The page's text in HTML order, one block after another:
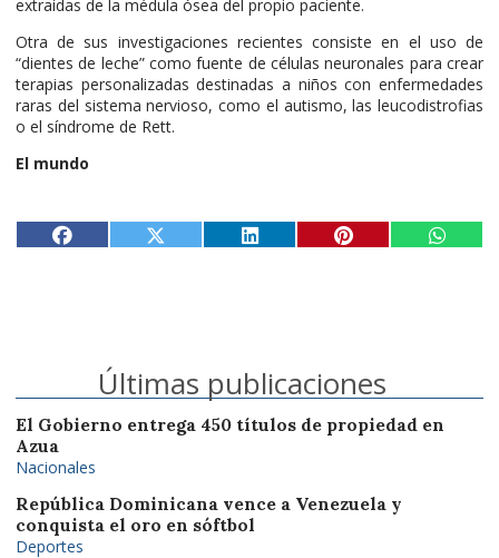
extraídas de la médula ósea del propio paciente.
Otra de sus investigaciones recientes consiste en el uso de
“dientes de leche” como fuente de células neuronales para crear
terapias personalizadas destinadas a niños con enfermedades
raras del sistema nervioso, como el autismo, las leucodistrofias
o el síndrome de Rett.
El mundo
Últimas publicaciones
El Gobierno entrega 450 títulos de propiedad en
Azua
Nacionales
República Dominicana vence a Venezuela y
conquista el oro en sóftbol
Deportes